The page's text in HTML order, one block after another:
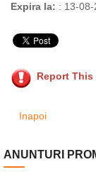
Expira la: : 13-08-
Report This
Inapoi
ANUNTURI